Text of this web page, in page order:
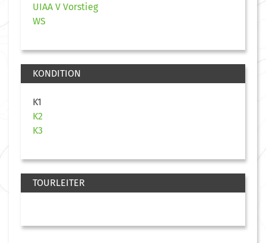
UIAA V Vorstieg
WS
KONDITION
K1
K2
K3
TOURLEITER